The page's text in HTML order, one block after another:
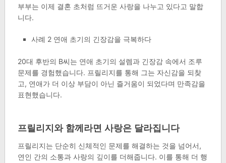
부부는 이제 결혼 초처럼 뜨거운 사랑을 나누고 있다고 말합
니다.
사례 2 연애 초기의 긴장감을 극복하다
20대 후반의 B씨는 연애 초기의 설렘과 긴장감 속에서 조루
문제를 경험했습니다. 프릴리지를 통해 그는 자신감을 되찾
고, 연애가 더 이상 부담이 아닌 즐거움이 되었다며 만족감을
표현했습니다.
프릴리지와 함께라면 사랑은 달라집니다
프릴리지는 단순히 신체적인 문제를 해결하는 것을 넘어서,
연인 간의 소통과 사랑의 깊이를 더해줍니다. 이를 통해 더 행